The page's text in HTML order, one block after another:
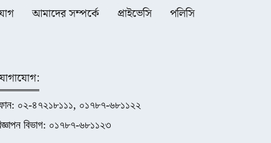
আমাদের সম্পর্কে প্রাইভেসি
পলিসি
০২-৪৭২১৮১১১, ০১৭৮৭-৬৮১১২২
বিভাগ: ০১৭৮৭-৬৮১১২৩